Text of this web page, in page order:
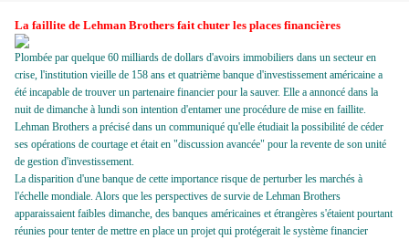
La faillite de Lehman Brothers fait chuter les places financières
Plombée par quelque 60 milliards de dollars d'avoirs immobiliers dans un secteur en
crise, l'institution vieille de 158 ans et quatrième banque d'investissement américaine a
été incapable de trouver un partenaire financier pour la sauver. Elle a annoncé dans la
nuit de dimanche à lundi son intention d'entamer une procédure de mise en faillite.
Lehman Brothers a précisé dans un communiqué qu'elle étudiait la possibilité de céder
ses opérations de courtage et était en "discussion avancée" pour la revente de son unité
de gestion d'investissement.
La disparition d'une banque de cette importance risque de perturber les marchés à
l'échelle mondiale. Alors que les perspectives de survie de Lehman Brothers
apparaissaient faibles dimanche, des banques américaines et étrangères s'étaient pourtant
réunies pour tenter de mettre en place un projet qui protégerait le système financier